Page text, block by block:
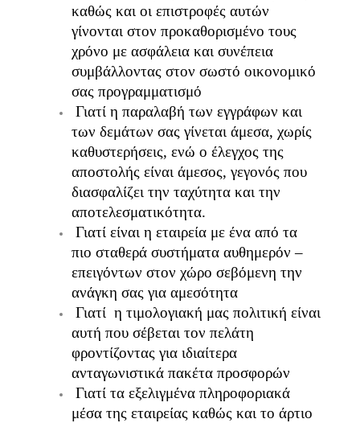
καθώς και οι επιστροφές αυτών
γίνονται στον προκαθορισμένο τους
χρόνο με ασφάλεια και συνέπεια
συμβάλλοντας στον σωστό οικονομικό
σας προγραμματισμό
Γιατί η παραλαβή των εγγράφων και
των δεμάτων σας γίνεται άμεσα, χωρίς
καθυστερήσεις, ενώ ο έλεγχος της
αποστολής είναι άμεσος, γεγονός που
διασφαλίζει την ταχύτητα και την
αποτελεσματικότητα.
Γιατί είναι η εταιρεία με ένα από τα
πιο σταθερά συστήματα αυθημερόν –
επειγόντων στον χώρο σεβόμενη την
ανάγκη σας για αμεσότητα
Γιατί η τιμολογιακή μας πολιτική είναι
αυτή που σέβεται τον πελάτη
φροντίζοντας για ιδιαίτερα
ανταγωνιστικά πακέτα προσφορών
Γιατί τα εξελιγμένα πληροφοριακά
μέσα της εταιρείας καθώς και το άρτιο